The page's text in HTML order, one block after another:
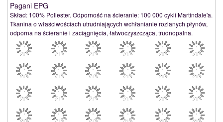
Pagani EPG
Skład: 100% Poliester. Odporność na ścieranie: 100 000 cykli Martindale'a.
Tkanina o właściwościach utrudniających wchłanianie rozlanych płynów,
odporna na ścieranie i zaciągnięcia, łatwoczyszcząca, trudnopalna.